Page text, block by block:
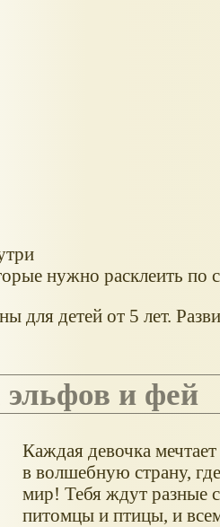
нужно расклеить по
для детей от 5 лет.
эльфов и фей
Каждая девочка
в волшебную страну,
мир! Тебя ждут разные
питомцы и птицы, и